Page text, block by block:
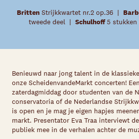
Britten Strijkkwartet nr.2 op.36 |
tweede deel | Schulhoff5 stukken
Benieuwd naar jong talent in de
onze ScheidenvandeMarkt concerten!
zaterdagmiddag door studenten van de
conservatoria of de Nederlandse
is open en je mag je eigen hapjes
markt. Presentator Eva Traa interviewt
publiek mee in de verhalen achter de